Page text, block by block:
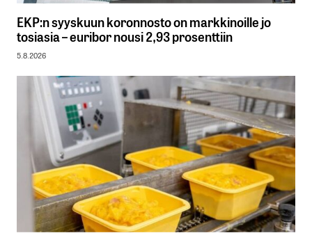
EKP:n syyskuun koronnosto on markkinoille jo
tosiasia – euribor nousi 2,93 prosenttiin
5.8.2026